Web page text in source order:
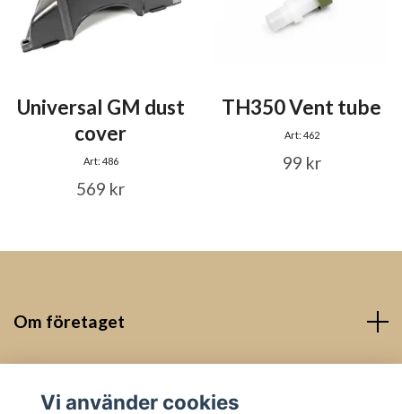
Universal GM dust
cover
Art: 486
569 kr
TH350 Vent tube
Art: 462
99 kr
Om företaget
Vi använder cookies